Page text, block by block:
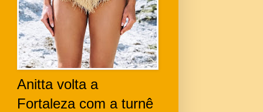
Anitta volta a
Fortaleza com a turnê